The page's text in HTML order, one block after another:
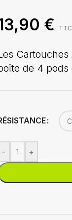
€ TTC
de 4 pods
- +